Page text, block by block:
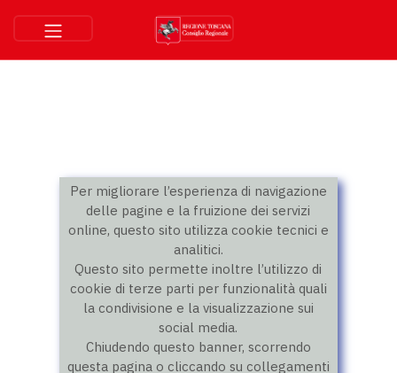
Per migliorare l’esperienza di navigazione
delle pagine e la fruizione dei servizi
online, questo sito utilizza cookie tecnici e
analitici.
Questo sito permette inoltre l’utilizzo di
cookie di terze parti per funzionalità quali
la condivisione e la visualizzazione sui
social media.
Chiudendo questo banner, scorrendo
questa pagina o cliccando su collegamenti